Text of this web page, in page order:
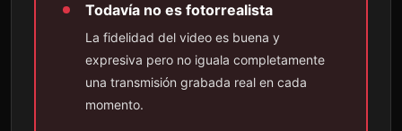
Todavía no es fotorrealista
La fidelidad del video es buena y
expresiva pero no iguala completamente
una transmisión grabada real en cada
momento.